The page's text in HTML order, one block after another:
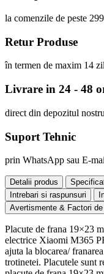
la comenzile de peste
Retur Produse
în termen de maxim 14
Livrare in 24 - 48
direct din depozitul nostru
Suport Tehnic
prin WhatsApp sau E-
Detalii produs
Intrebari si raspunsuri
Avertismente & Factori
Placute de frana 19×23
electrice Xiaomi M365
ajuta la blocarea/
trotinetei. Placutele sunt